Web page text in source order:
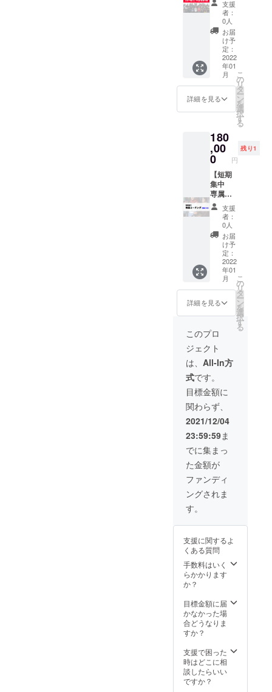
要情報
は追っ
てご連
絡いた
しま
す。ま
た内容
によっ
ては諸
事情の
い場合
がござ
いま
す。詳
細につ
いては
DMにて
ご連絡
くださ
いま
せ。
ンル：
ジャン
プ・ジ
ブ・
ハーフ
パイ
プ・グ
ラト
リ・フ
リーラ
イド 最
大人
名 ※
レッス
ンは〜
４Hとな
りま
す。 ※
上記に
加えて
別途、
現地ま
での交
通費・
宿泊・
リフト
パス等
の経費
は実費
でお支
払いい
ただき
ます。
※ 支援
者様の
費用は
各自ご
負担を
お願い
しま
す。 ※
その他
詳細や
必要情
報はDM
にてご
連絡く
ださ
い。
Fitness
」のメ
インス
ポン
サー権
掲載/ス
ポン
サー
コール/
外部リ
ンク ・
22シー
ズンに
配信す
る全動
画の
オープ
ニング
で御社
のロゴ
掲載し
ます ・
2021-
22シー
ズンに
配信す
る全動
画の
オープ
ニング
でスポ
ンサー
コール
を行い
ます ・
動画説
明欄に
御社へ
の外部
リンク
を埋め
込みま
す
YouTub
eチャン
ネル：
Total
Skiing
Fitness
utube.c
nnel/UC
6ph6Vu
I76aod
KPR8R
o0gGg
情報 掲
載する
ロゴな
どの必
は追っ
てご連
絡いた
しま
ます
券】 全
国のス
キー場
または
オフト
レーニ
ング施
設での
レッス
ン及び
セッ
イベン
トに1日
ゲスト
として
行きま
す。
レッス
ンをす
ること
も可能
です。
対応可
能：
ジャン
プ・ジ
ブ・
ハーフ
パイ
プ・グ
ラト
リ・フ
リーラ
イド 日
程：1月
以降で
調整さ
せてい
ただき
ます。
場所：
全国ど
こでも
OK 開
催場所
はご希
望を聞
いたう
えで調
ます。
限：な
し ※
レッス
ンの場
合は人
いと一
人当た
りに割
く時間
くなり
ますの
でご注
意くだ
支援
者：
0人
お届
け予
定：
2022
年01
月
詳細を見る
こ
の
リ
タ
ー
ン
を
選
択
す
る
180
,00
0 円
残り1
【短期
集中
専属
コーチ
ング
（限定1
名）】
ご指定
いただ
く国内
外のス
キー場
にて、
短期集
中の
コーチ
ングや
大会サ
ポート
を行い
ます。
・現地
での
コーチ
ング、
撮影 ・
移動サ
ポート
・ライ
ダーズ
ミー
ティン
グへの
参加
望の場
遠征期
間中の
英語対
応（海
外遠征
合） ※
コーチ
ング期
間を含
動プラ
ンにつ
いて
は、選
支援
者：
0人
お届
け予
定：
2022
年01
月
詳細を見る
こ
の
リ
タ
ー
ン
を
選
択
す
る
このプロ
ジェクト
は、 All-In方
式です。
目標金額に
関わらず、
2021/12/04
23:59:59ま
でに集まっ
た金額が
ファンディ
ングされま
す。
支援に関するよ
くある質問
手数料はいく
らかかります
か？
目標金額に届
かなかった場
合どうなりま
すか？
支援で困った
時はどこに相
談したらいい
ですか？